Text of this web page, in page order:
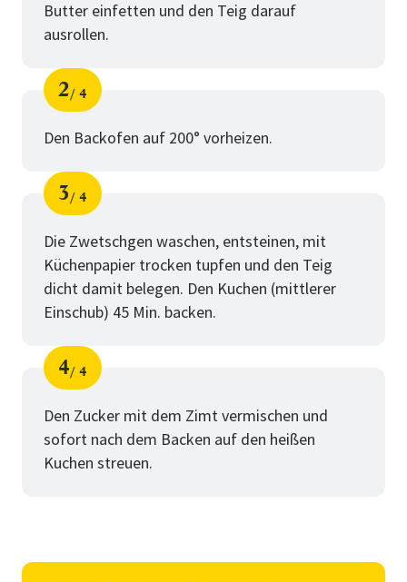
Butter einfetten und den Teig darauf
ausrollen.
Schritt
2
von
4
Den Backofen auf 200° vorheizen.
Schritt
3
von
4
Die Zwetschgen waschen, entsteinen, mit
Küchenpapier trocken tupfen und den Teig
dicht damit belegen. Den Kuchen (mittlerer
Einschub) 45 Min. backen.
Schritt
4
von
4
Den Zucker mit dem Zimt vermischen und
sofort nach dem Backen auf den heißen
Kuchen streuen.